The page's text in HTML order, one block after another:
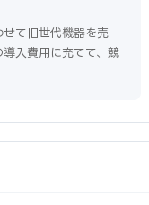
て旧世代機器を売
入費用に充てて、競